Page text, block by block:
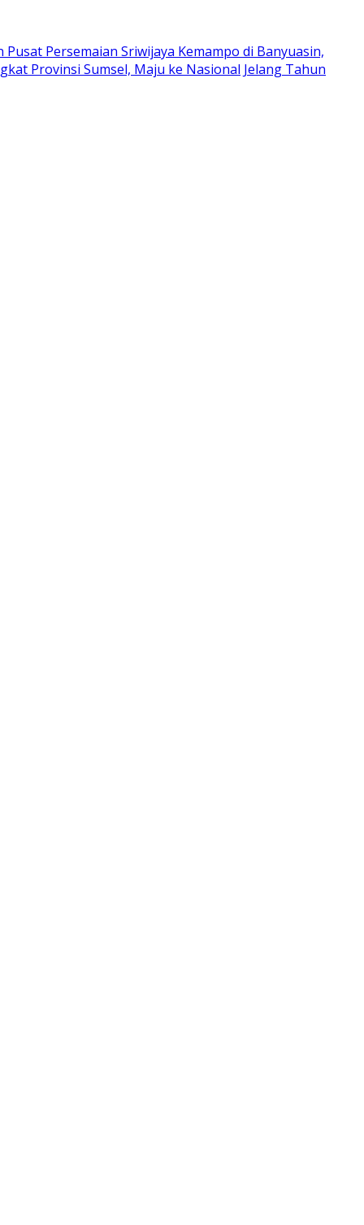
Persemaian Sriwijaya Kemampo di Banyuasin,
Provinsi Sumsel, Maju ke Nasional Jelang Tahun